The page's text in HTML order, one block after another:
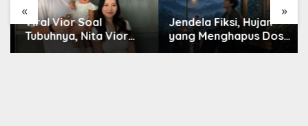
« »
Viral Vior Soal
Tubuhnya, Nita Vior
Akui Nikmati Peranya
Jendela Fiksi, Hujan
yang Menghapus Dosa